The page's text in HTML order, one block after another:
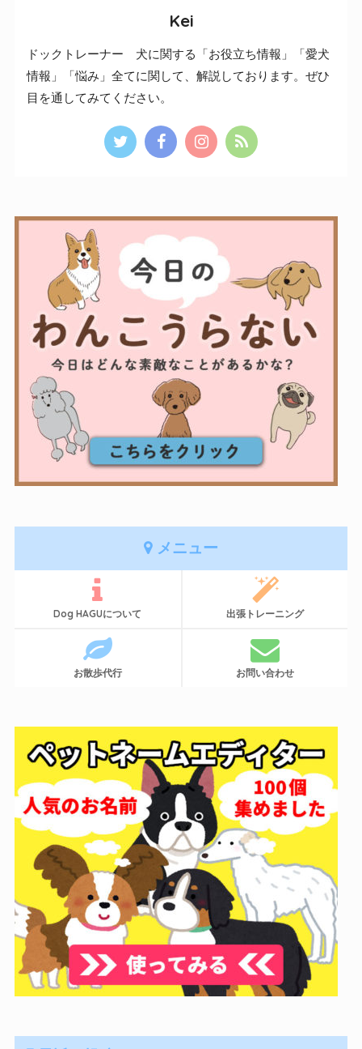
Kei
ドックトレーナー 犬に関する「お役立ち情報」「愛犬
情報」「悩み」全てに関して、解説しております。ぜひ
目を通してみてください。
メニュー
Dog HAGUについて 出張トレーニング
お散歩代行 お問い合わせ